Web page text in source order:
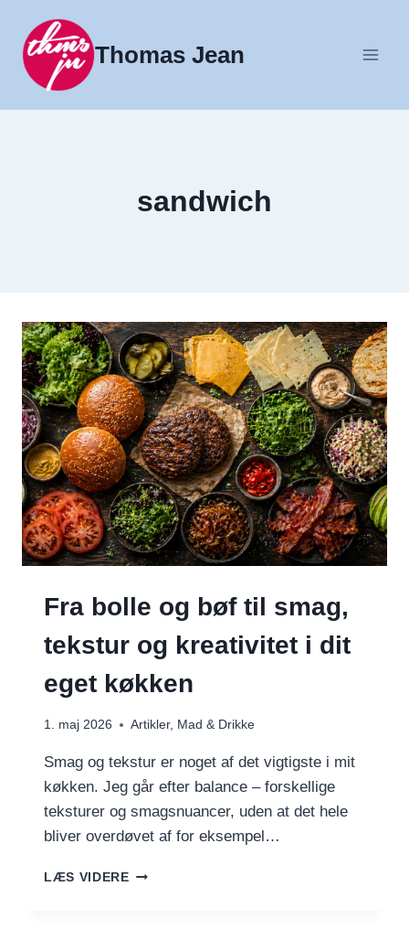
indhold
Thomas Jean
sandwich
Fra bolle og bøf til smag,
tekstur og kreativitet i dit
eget køkken
1. maj 2026 Artikler, Mad & Drikke
Smag og tekstur er noget af det vigtigste i mit
køkken. Jeg går efter balance – forskellige
teksturer og smagsnuancer, uden at det hele
bliver overdøvet af for eksempel…
LÆS VIDEREFRA